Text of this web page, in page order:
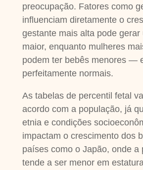
preocupação. Fatores como
influenciam diretamente o
gestante mais alta pode gerar
maior, enquanto mulheres
podem ter bebês menores —
perfeitamente normais.
As tabelas de percentil fetal
acordo com a população, já
etnia e condições
impactam o crescimento dos
países como o Japão, onde a
tende a ser menor em